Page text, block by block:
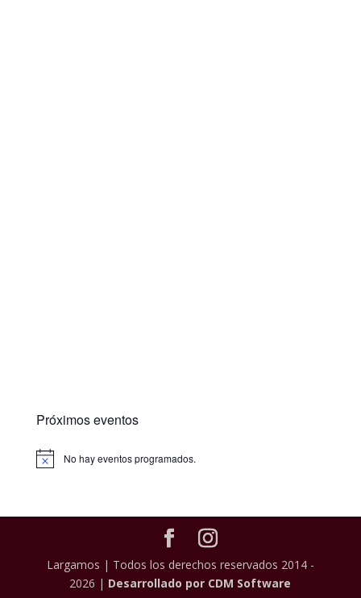
Próximos eventos
No hay eventos programados.
Largamos | Todos los derechos reservados 2014 -
2026 | Desarrollado por CDM Software